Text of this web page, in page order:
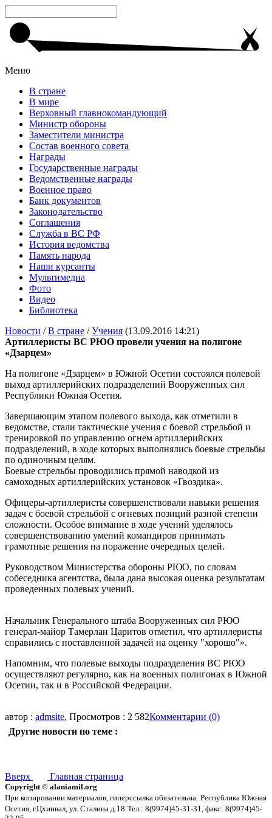
Меню
В стране
В мире
Верховный главнокомандующий
Министр обороны
Заместители министра
Состав военного совета
Награды
Государственные награды
Ведомственные награды
Военное право
Банк документов
Законодательство
Соглашения
Служба в ВС РФ
История ведомства
Память народа
Наши курсанты
Мультимедиа
Фото
Видео
Библиотека
Новости /В стране /Учения (13.09.2016 14:21)
Артиллеристы ВС РЮО провели учения на полигоне
«Дзарцем»
На полигоне «Дзарцем» в Южной Осетии состоялся полевой
выход артиллерийских подразделений Вооруженных сил
Республики Южная Осетия.
Завершающим этапом полевого выхода, как отметили в
ведомстве, стали тактические учения с боевой стрельбой и
тренировкой по управлению огнем артиллерийских
подразделений, в ходе которых выполнялись боевые стрельбы
по одиночным целям.
Боевые стрельбы проводились прямой наводкой из
самоходных артиллерийских установок «Гвоздика».
Офицеры-артиллеристы совершенствовали навыки решения
задач с боевой стрельбой с огневых позиций разной степени
сложности. Особое внимание в ходе учений уделялось
совершенствованию умений командиров принимать
грамотные решения на поражение очередных целей.
Руководством Министерства обороны РЮО, по словам
собеседника агентства, была дана высокая оценка результатам
проведенных полевых учений.
Начальник Генерального штаба Вооруженных сил РЮО
генерал-майор Тамерлан Царитов отметил, что артиллеристы
справились с поставленной задачей на оценку "хорошо"».
Напомним, что полевые выходы подразделения ВС РЮО
осуществляют регулярно, как на военных полигонах в Южной
Осетии, так и в Российской Федерации.
автор : admsite, Просмотров : 2 582Комментарии (0)
Другие новости по теме :
Вверх Главная страница
Copyright © alaniamil.org
При копировании материалов, гиперссылка обязательна. Республика Южная
Осетия, г.Цхинвал, ул. Сталина д.18 Тел.: 8(9974)45-31-31, факс: 8(9974)45-